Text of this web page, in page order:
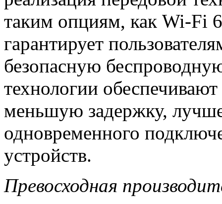
таким опциям, как Wi-Fi
гарантирует
безопасную
технологии
меньшую задержку,
одновременного
устройств.
Превосходная